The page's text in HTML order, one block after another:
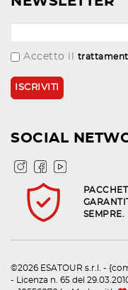
Accetto il
SOCIAL
SEMPRE.
©2026 ESATOUR s.r.l. -
- Licenza n. 65 del